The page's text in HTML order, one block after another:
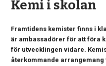
Kemi i skolan
Framtidens kemister finns i
är ambassadörer för att föra
för utvecklingen vidare.
återkommande